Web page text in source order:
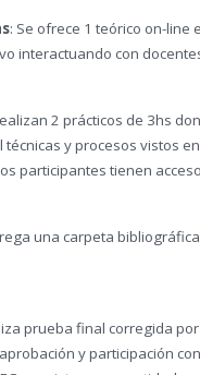
: Se ofrece 1 teórico on-line
interactuando con
2 prácticos de 3hs
y procesos vistos
participantes tienen
una carpeta
prueba final corregida
y participación